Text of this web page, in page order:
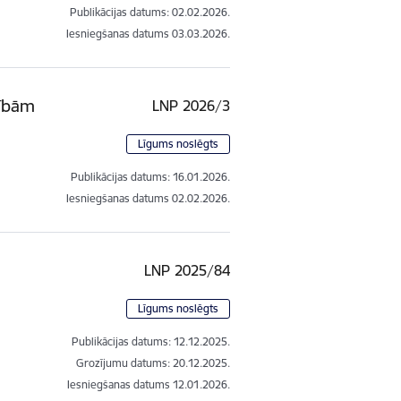
Publikācijas datums: 02.02.2026.
Iesniegšanas datums 03.03.2026.
LNP 2026/3
Līgums noslēgts
Publikācijas datums: 16.01.2026.
Iesniegšanas datums 02.02.2026.
LNP 2025/84
Līgums noslēgts
Publikācijas datums: 12.12.2025.
Grozījumu datums: 20.12.2025.
Iesniegšanas datums 12.01.2026.